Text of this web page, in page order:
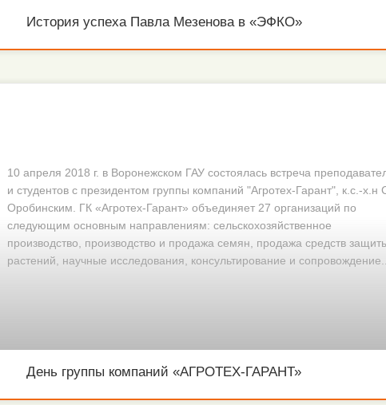
История успеха Павла Мезенова в «ЭФКО»
10 апреля 2018 г. в Воронежском ГАУ состоялась встреча
и студентов с президентом группы компаний "Агротех-Гарант", к.с.-х.н
Оробинским. ГК «Агротех-Гарант» объединяет 27 организаций по
следующим основным направлениям: сельскохозяйственное
производство, производство и продажа семян, продажа средств
растений, научные исследования, консультирование и
День группы компаний «АГРОТЕХ-ГАРАНТ»